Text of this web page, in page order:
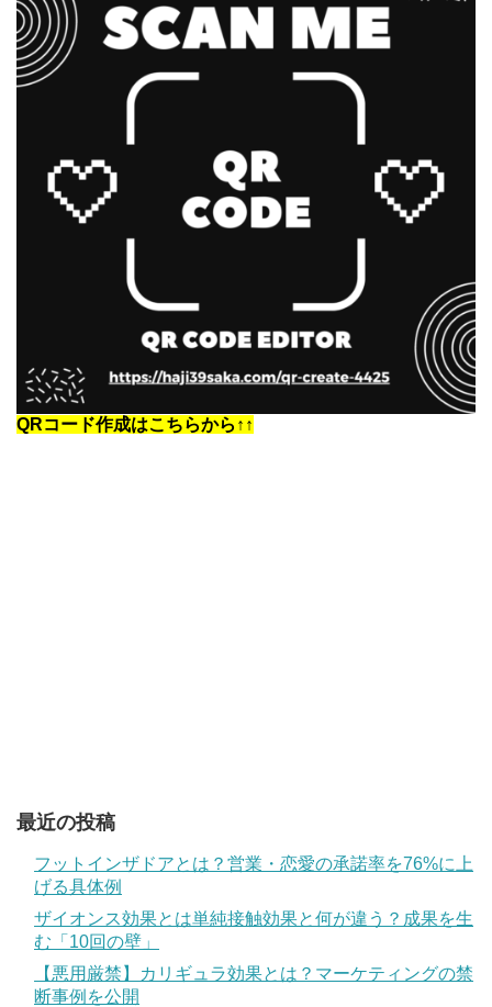
QRコード作成はこちらから↑↑
最近の投稿
フットインザドアとは？営業・恋愛の承諾率を76%に上
げる具体例
ザイオンス効果とは単純接触効果と何が違う？成果を生
む「10回の壁」
【悪用厳禁】カリギュラ効果とは？マーケティングの禁
断事例を公開